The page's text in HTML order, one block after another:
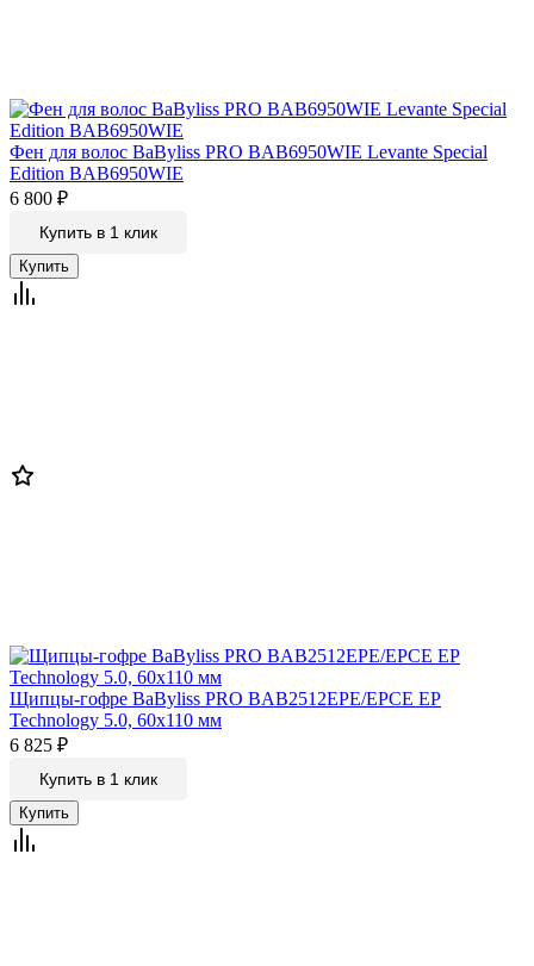
Фен для волос BaByliss PRO BAB6950WIE Levante Special
Edition BAB6950WIE
6 800 ₽
Купить в 1 клик
Щипцы-гофре BaByliss PRO BAB2512EPE/EPCE EP
Technology 5.0, 60х110 мм
6 825 ₽
Купить в 1 клик